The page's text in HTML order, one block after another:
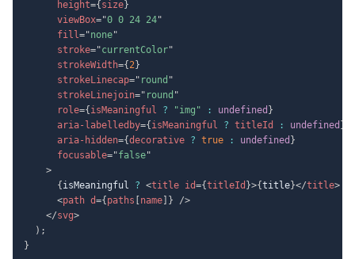
height={ size}
viewBox="0 0 24 24"
fill="none"
stroke="currentColor"
strokeWidth={ 2}
strokeLinecap=" round "
strokeLinejoin=" round "
role={ isMeaningful ? "img" : undefined }
aria-labelledby={ isMeaningful ? titleId : undefined }
aria-hidden={decorative ? true : undefined }
focusable="false"
>
{ isMeaningful ? <title id={titleId }>{title}</title>
<path d={ paths name }
/>
</svg>
) ;
}